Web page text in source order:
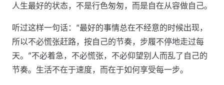
人生最好的状态，不是行色匆匆，而是自在从容做自己。
听过这样一句话：“最好的事情总在不经意的时候出现，
所以不必慌张赶路，按自己的节奏，步履不停地走过每
天。”不必着急，不必慌张，不必仰望别人而乱了自己的
节奏。生活不在于速度，而在于如何享受每一步。